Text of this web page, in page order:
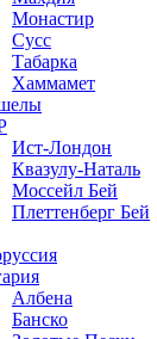
Монастир
Сусс
Табарка
Хаммамет
Ист-Лондон
Квазулу-Наталь
Моссейл Бей
Плеттенберг Бей
Албена
Банско